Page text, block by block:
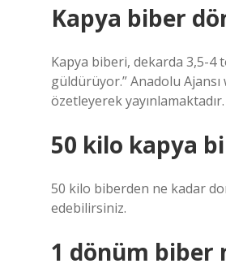
Kapya biber
Kapya biberi, dekarda 3,5-
güldürüyor.” Anadolu Ajansı
özetleyerek yayınlamaktadır.
50 kilo kapya
50 kilo biberden ne kadar
edebilirsiniz.
1 dönüm biber